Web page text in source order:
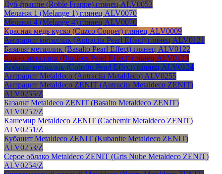
Дуб фраппе (Roble Frappe) глянец ALV0053
Меланж 1 (Melange 1) глянец ALV0070
Меланж 4 (Melange 4) глянец ALV0070
Красная медь куско (Cuzco Copper) глянец ALV0009
Антрацит металлик (Antracita Pearl Effect) глянец ALV0121
Базальт металлик (Basalto Pearl Effect) глянец ALV0122
Бордо металлик (Burdeos Pearl Effect) глянец ALV0123
Кобальт металлик (Cobalto Pearl Effect) глянец ALV0124
Антрацит Metaldeco (Antracita Metaldeco) ALV0255
Антрацит Metaldeco ZENIT (Antracita Metaldeco ZENIT)
ALV0255/Z
Базальт Metaldeco ZENIT (Basalto Metaldeco ZENIT)
ALV0252/Z
Кашемир Metaldeco ZENIT (Cachemir Metaldeco ZENIT)
ALV0251/Z
Кубанит Metaldeco ZENIT (Kubanite Metaldeco ZENIT)
ALV0253/Z
Серое облако Metaldeco ZENIT (Gris Nube Metaldeco ZENIT)
ALV0254/Z